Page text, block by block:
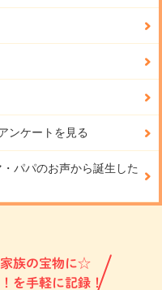
ンケートを見る
パパのお声から誕生した
家族の宝物に☆
を手軽に記録！